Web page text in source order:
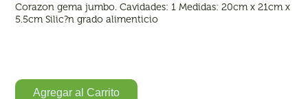
Corazon gema jumbo. Cavidades: 1 Medidas: 20cm x 21cm x
5.5cm Silic?n grado alimenticio
Agregar al Carrito